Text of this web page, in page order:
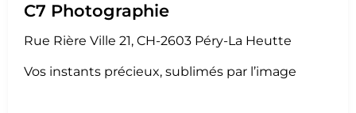
C7 Photographie
Rue Rière Ville 21, CH-2603 Péry-La Heutte
Vos instants précieux, sublimés par l’image